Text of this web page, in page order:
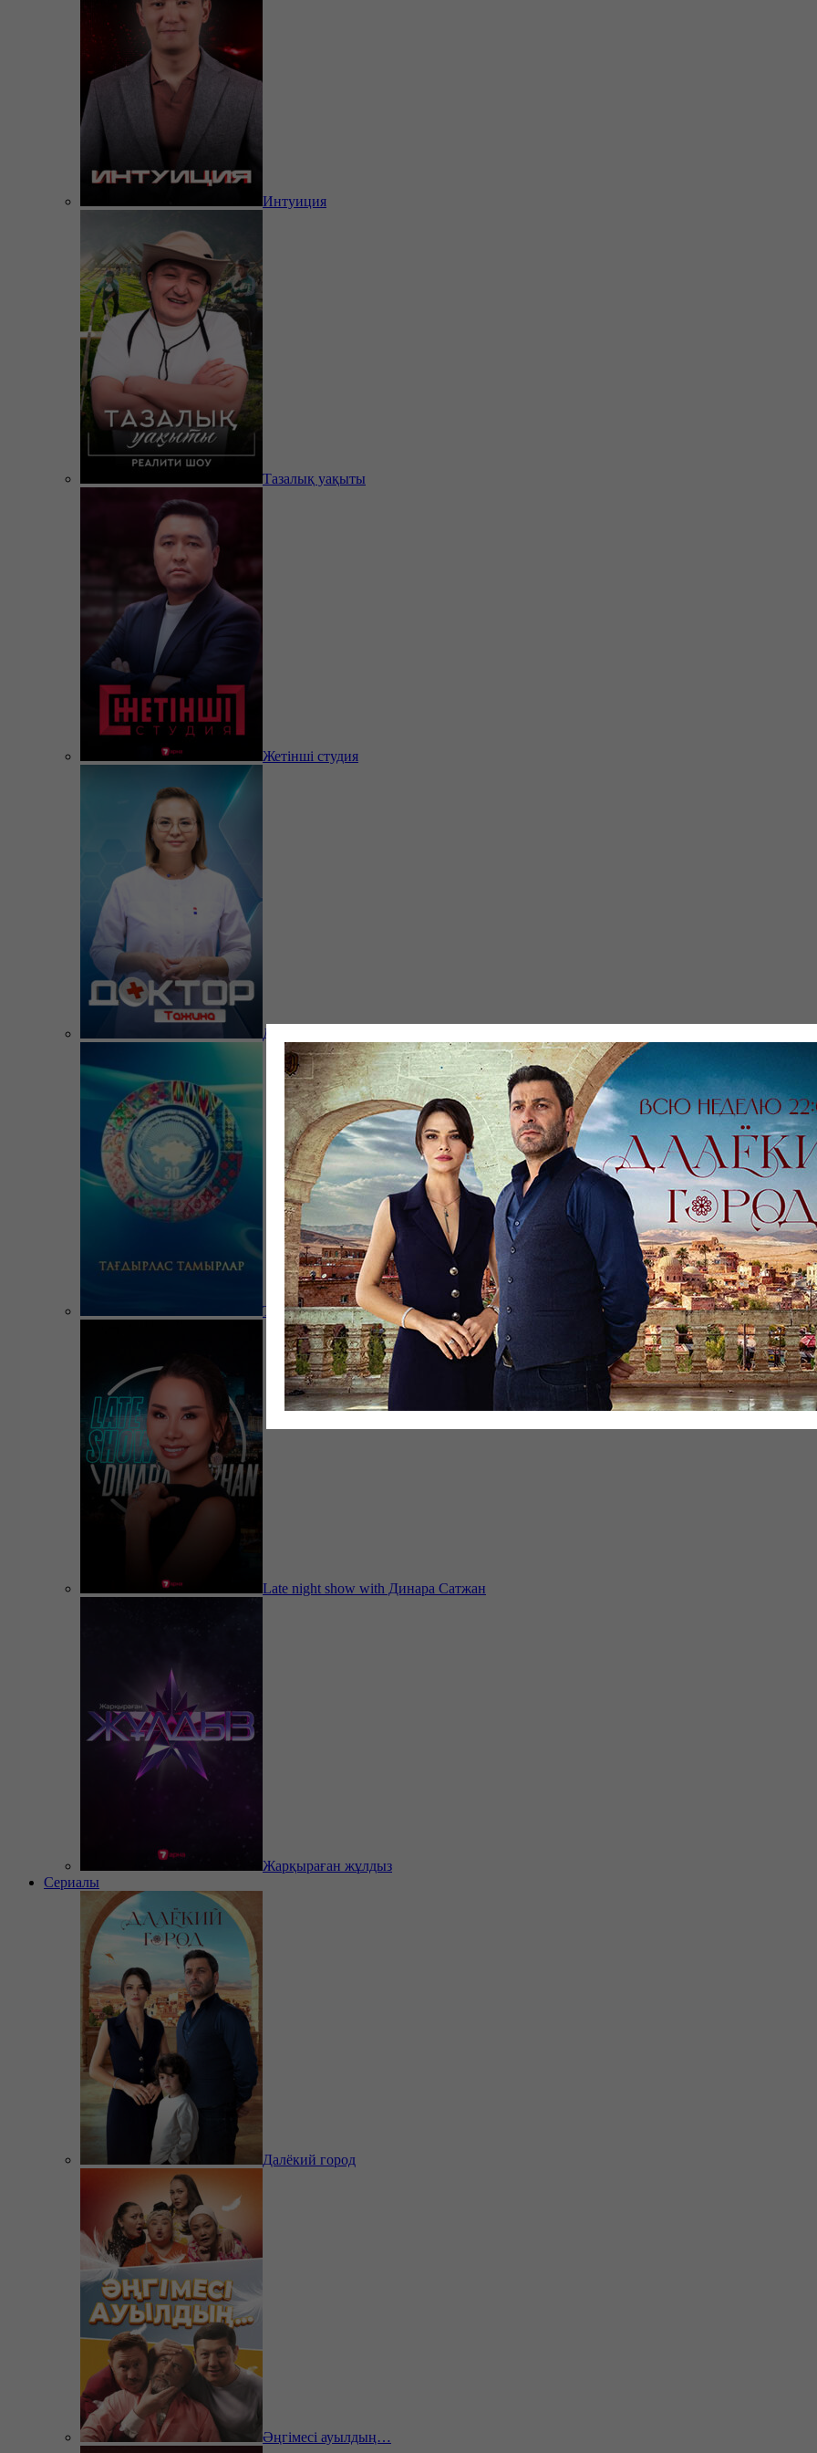
Интуиция
Тазалық уақыты
Жетінші студия
Доктор Тажина
Тағдырлас тамырлар
Late night show with Динара Сатжан
Жарқыраған жұлдыз
Сериалы
Далёкий город
Әңгімесі ауылдың…